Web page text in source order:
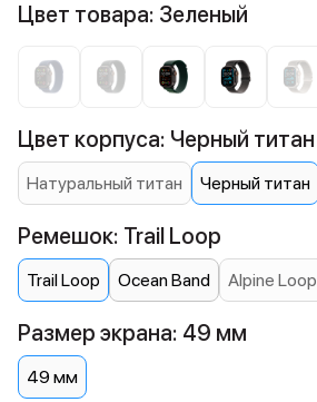
Цвет товара: Зеленый
Цвет корпуса: Черный титан
Натуральный титан Черный титан
Ремешок: Trail Loop
Trail Loop Ocean Band Alpine Loop
Размер экрана: 49 мм
49 мм